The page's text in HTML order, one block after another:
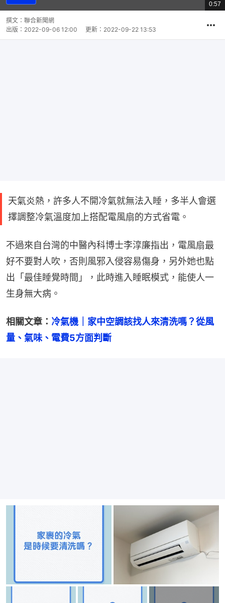
總
共
0:57
撰文： 聯合新聞網
出版： 2022-09-06 12:00 更新： 2022-09-22 13:53
天氣炎熱，許多人不開冷氣就無法入睡，多半人會選
擇調整冷氣溫度加上搭配電風扇的方式省電。
不過來自台灣的中醫內科博士李淳廉指出，電風扇最
好不要對人吹，否則風邪入侵容易傷身，另外她也點
出「最佳睡覺時間」，此時進入睡眠模式，能使人一
生身無大病。
相關文章： 冷氣機｜家中空調該找人來清洗嗎？從風
量、氣味、電費5方面判斷